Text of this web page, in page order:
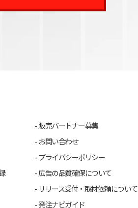
販売パートナー募集
お問い合わせ
プライバシーポリシー
広告の品質確保について
リリース受付・取材依頼について
発注ナビガイド